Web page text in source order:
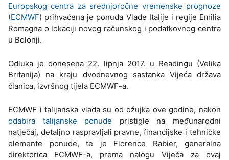
Europskog centra za srednjoročne vremenske prognoze
(ECMWF) prihvaćena je ponuda Vlade Italije i regije Emilia
Romagna o lokaciji novog računskog i podatkovnog centra
u Bolonji.
Odluka je donesena 22. lipnja 2017. u Readingu (Velika
Britanija) na kraju dvodnevnog sastanka Vijeća država
članica, izvršnog tijela ECMWF-a.
ECMWF i talijanska vlada su od ožujka ove godine, nakon
odabira talijanske ponude pristigle na međunarodni
natječaj, detaljno raspravljali pravne, financijske i tehničke
elemente ponude, te je Florence Rabier, generalna
direktorica ECMWF-a, prema nalogu Vijeća za ovaj